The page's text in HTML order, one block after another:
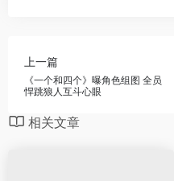
上一篇
《一个和四个》曝角色组图 全员
悍跳狼人互斗心眼
相关文章